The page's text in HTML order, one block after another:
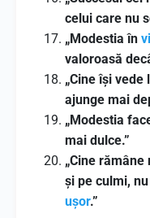
celui care nu
„Modestia în
valoroasă
„Cine își
ajunge mai
„Modestia
mai dulce.”
„Cine
și pe culmi,
ușor.”